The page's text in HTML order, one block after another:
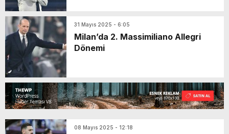
31 Mayıs 2025 - 6:05
Milan’da 2. Massimiliano Allegri
Dönemi
08 Mayıs 2025 - 12:18